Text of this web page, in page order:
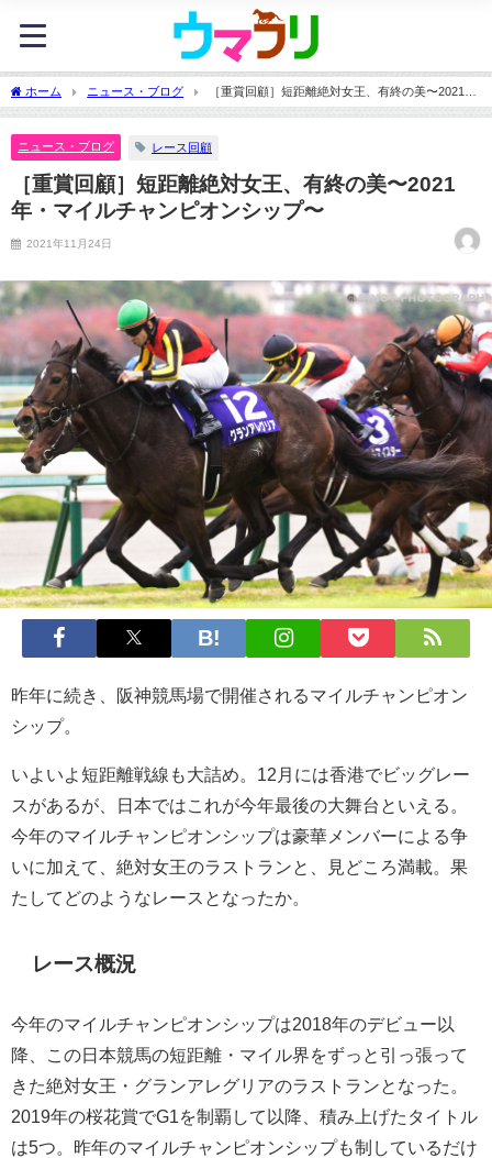
ホーム ニュース・ブログ
［重賞回顧］短距離絶対女王、有終の美〜2021
年・マイルチャンピオンシップ〜
ニュース・ブログ レース回顧
［重賞回顧］短距離絶対女王、有終の美〜2021
年・マイルチャンピオンシップ〜
2021年11月24日
昨年に続き、阪神競馬場で開催されるマイルチャンピオン
シップ。
いよいよ短距離戦線も大詰め。12月には香港でビッグレー
スがあるが、日本ではこれが今年最後の大舞台といえる。
今年のマイルチャンピオンシップは豪華メンバーによる争
いに加えて、絶対女王のラストランと、見どころ満載。果
たしてどのようなレースとなったか。
レース概況
今年のマイルチャンピオンシップは2018年のデビュー以
降、この日本競馬の短距離・マイル界をずっと引っ張って
きた絶対女王・グランアレグリアのラストランとなった。
2019年の桜花賞でG1を制覇して以降、積み上げたタイトル
は5つ。昨年のマイルチャンピオンシップも制しているだけ